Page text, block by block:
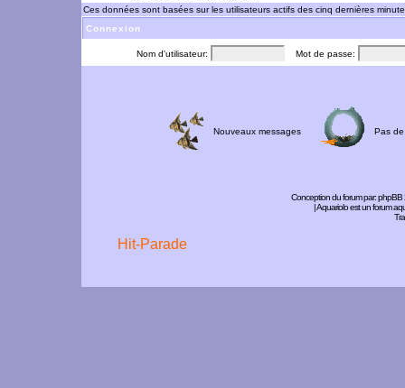
Ces données sont basées sur les utilisateurs actifs des cinq dernières
Connexion
Nom d'utilisateur: Mot de passe:
Nouveaux messages Pas
Conception du forum par:phpBB
| Aquariolo est un forum